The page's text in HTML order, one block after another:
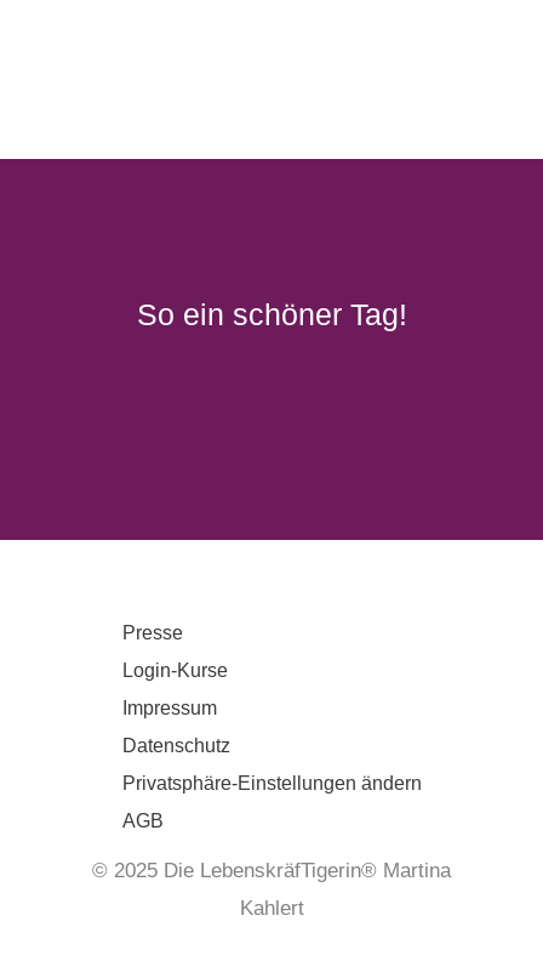
So ein schöner Tag!
Presse
Login-Kurse
Impressum
Datenschutz
Privatsphäre-Einstellungen ändern
AGB
© 2025 Die LebenskräfTigerin® Martina
Kahlert